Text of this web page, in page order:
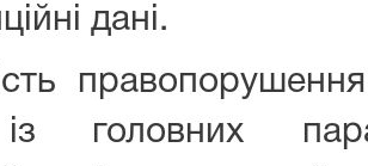
дані.
головних